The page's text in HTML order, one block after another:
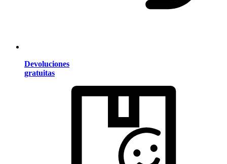
Devoluciones
gratuitas